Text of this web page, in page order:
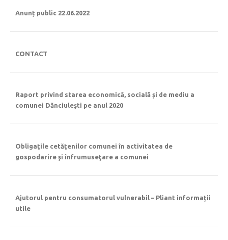
Anunț public 22.06.2022
CONTACT
Raport privind starea economică, socială și de mediu a
comunei Dănciulești pe anul 2020
Obligaţile cetăţenilor comunei în activitatea de
gospodarire şi înfrumuseţare a comunei
Ajutorul pentru consumatorul vulnerabil – Pliant informații
utile